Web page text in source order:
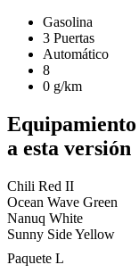
Gasolina
3 Puertas
Automático
8
0 g/km
a esta versión
Chili Red II
Ocean Wave Green
Nanuq White
Sunny Side Yellow
Paquete L